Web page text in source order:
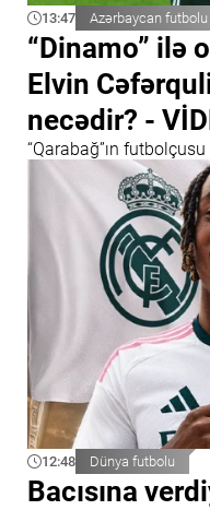
13:47 Azərbaycan futbolu
“Dinamo” ilə
Elvin
necədir? -
“Qarabağ”ın
12:48 Dünya futbolu
Bacısına